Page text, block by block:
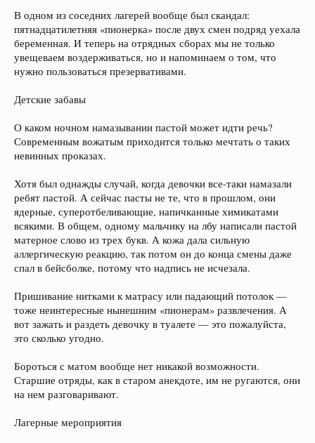
В одном из соседних лагерей вообще был скандал:
пятнадцатилетняя «пионерка» после двух смен подряд уехала
беременная. И теперь на отрядных сборах мы не только
увещеваем воздерживаться, но и напоминаем о том, что
нужно пользоваться презервативами.
Детские забавы
О каком ночном намазывании пастой может идти речь?
Современным вожатым приходится только мечтать о таких
невинных проказах.
Хотя был однажды случай, когда девочки все-таки намазали
ребят пастой. А сейчас пасты не те, что в прошлом, они
ядерные, суперотбеливающие, напичканные химикатами
всякими. В общем, одному мальчику на лбу написали пастой
матерное слово из трех букв. А кожа дала сильную
аллергическую реакцию, так потом он до конца смены даже
спал в бейсболке, потому что надпись не исчезала.
Пришивание нитками к матрасу или падающий потолок —
тоже неинтересные нынешним «пионерам» развлечения. А
вот зажать и раздеть девочку в туалете — это пожалуйста,
это сколько угодно.
Бороться с матом вообще нет никакой возможности.
Старшие отряды, как в старом анекдоте, им не ругаются, они
на нем разговаривают.
Лагерные мероприятия